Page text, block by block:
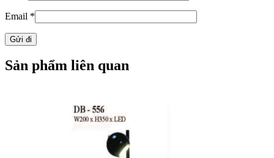
Email *
Sản phẩm liên quan